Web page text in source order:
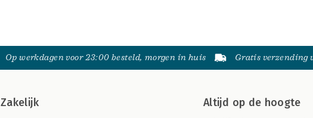
Op werkdagen voor 23:00 besteld, morgen in huis Gratis verzending
Zakelijk Altijd op de hoogte